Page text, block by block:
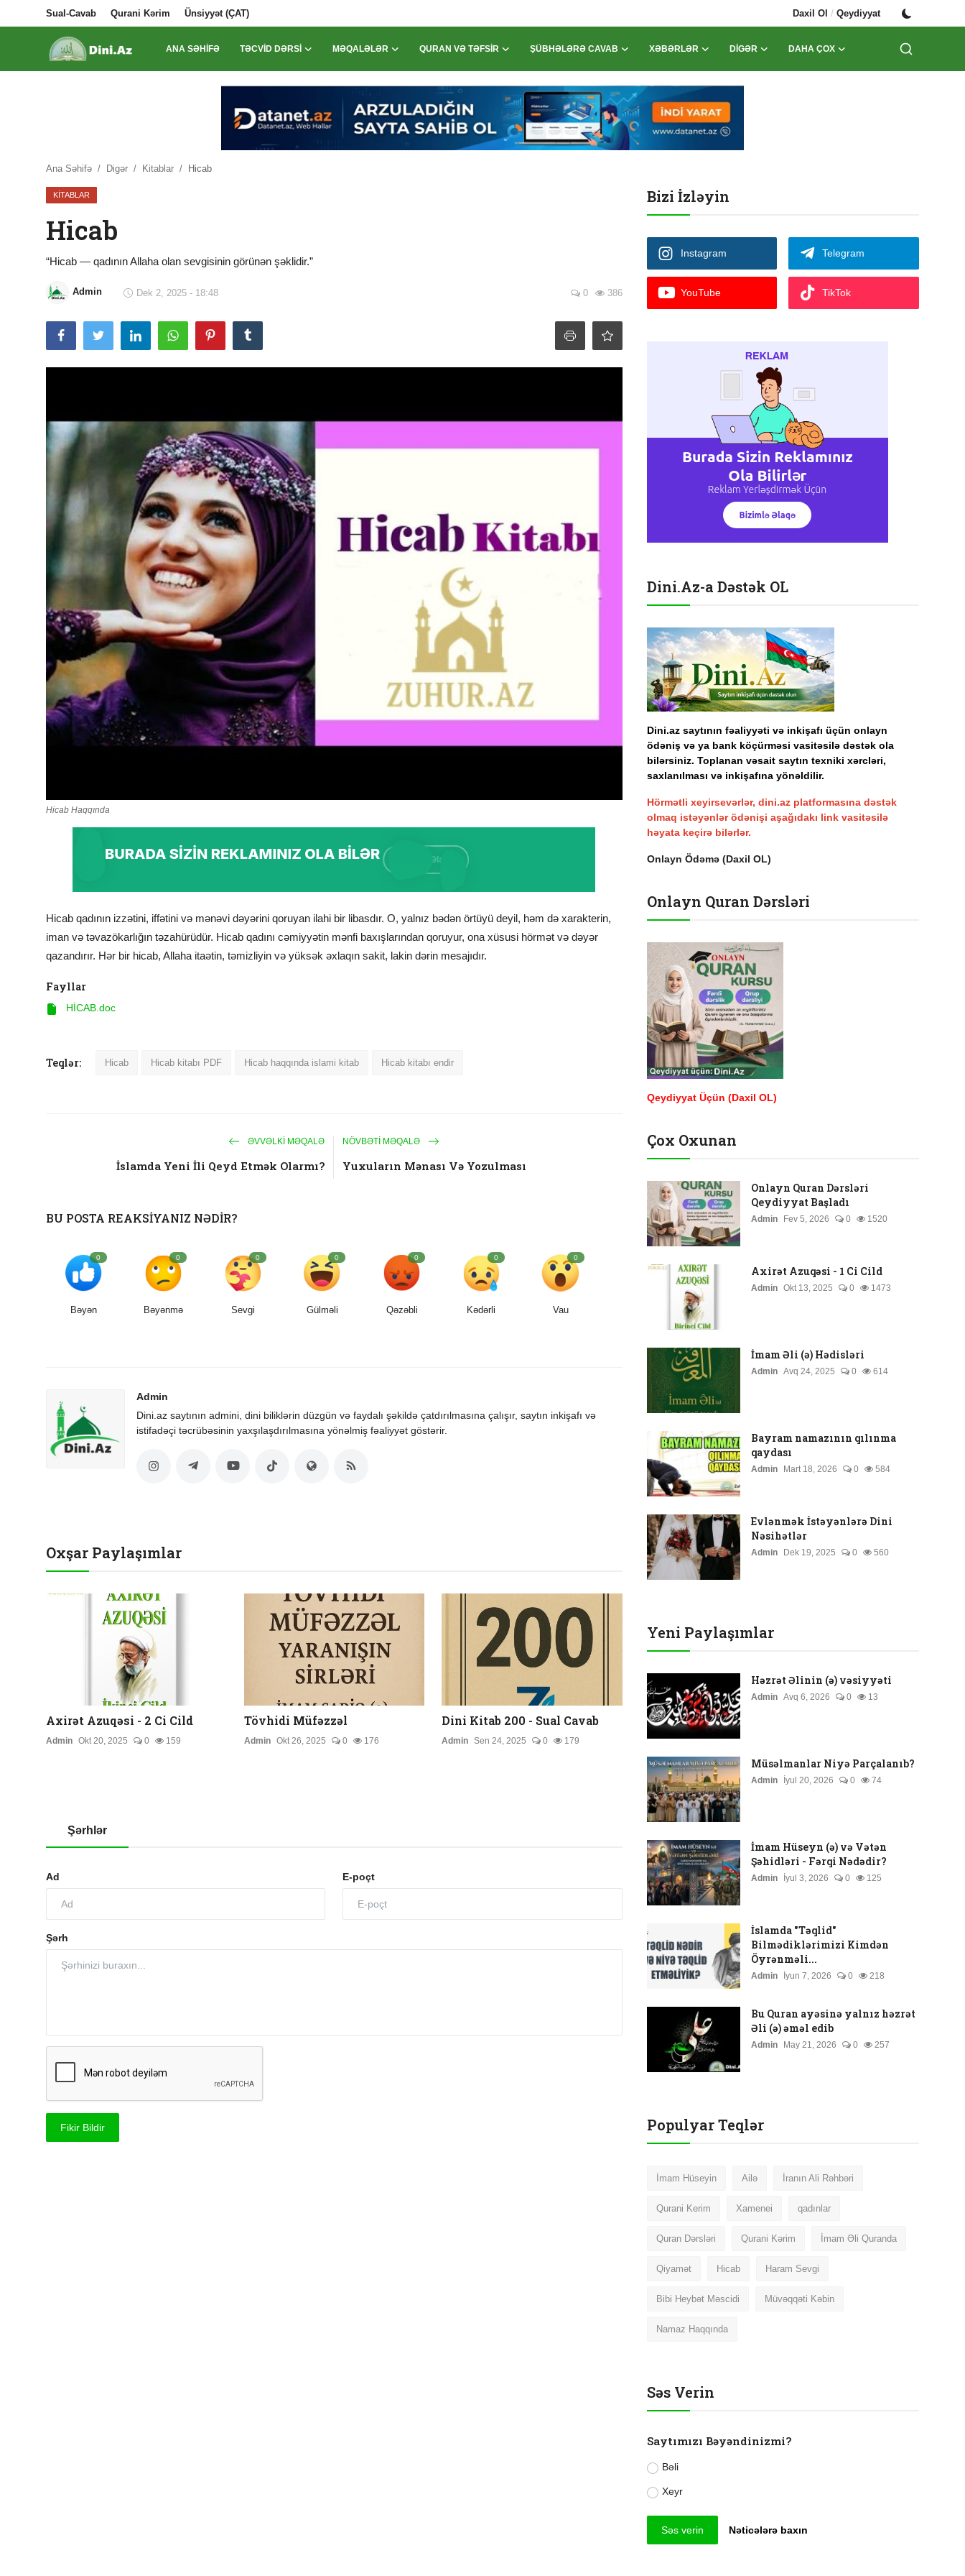
Sual-Cavab Qurani Kərim Ünsiyyət (ÇAT) Daxil Ol / Qeydiyyat
ANA SƏHIFƏ TƏCVID DƏRSI MƏQALƏLƏR QURAN VƏ TƏFSIR ŞÜBHƏLƏRƏ CAVAB XƏBƏRLƏR DIGƏR DAHA ÇOX
Sual-Cavab
Qurani Kərim
Ünsiyyət (ÇAT)
Təcvid Dərsi
Məqalələr
Quran və Təfsir
Namaz
Qalereya
Ana Səhifə Digər Kitablar Hicab
KITABLAR
Hicab
“Hicab — qadının Allaha olan sevgisinin görünən şəklidir.”
Admin Dek 2, 2025 - 18:48 0 386
Hicab Haqqında
Hicab qadının izzətini, iffətini və mənəvi dəyərini qoruyan ilahi bir libasdır. O, yalnız bədən örtüyü deyil, həm də xarakterin,
iman və təvazökarlığın təzahürüdür. Hicab qadını cəmiyyətin mənfi baxışlarından qoruyur, ona xüsusi hörmət və dəyər
qazandırır. Hər bir hicab, Allaha itaətin, təmizliyin və yüksək əxlaqın sakit, lakin dərin mesajıdır.
Fayllar
HİCАB.doc
Teqlər: Hicab Hicab kitabı PDF Hicab haqqında islami kitab Hicab kitabı endir
ƏVVƏLKI MƏQALƏ
İslamda Yeni İli Qeyd Etmək Olarmı?
NÖVBƏTI MƏQALƏ
Yuxuların Mənası Və Yozulması
BU POSTA REAKSIYANIZ NƏDIR?
0
Bəyən
0
Bəyənmə
0
Sevgi
0
Gülməli
0
Qəzəbli
0
Kədərli
0
Vau
Admin
Dini.az saytının admini, dini biliklərin düzgün və faydalı şəkildə çatdırılmasına çalışır, saytın inkişafı və
istifadəçi təcrübəsinin yaxşılaşdırılmasına yönəlmiş fəaliyyət göstərir.
Oxşar Paylaşımlar
Axirət Azuqəsi - 2 Ci Cild
Admin Okt 20, 2025 0 159
Tövhidi Müfəzzəl
Admin Okt 26, 2025 0 176
Dini Kitab 200 - Sual Cavab
Admin Sen 24, 2025 0 179
Şərhlər
Ad E-poçt
Şərh
Fikir Bildir
Bizi İzləyin
Instagram Telegram
YouTube TikTok
Dini.Az-a Dəstək OL
Dini.az saytının fəaliyyəti və inkişafı üçün onlayn
ödəniş və ya bank köçürməsi vasitəsilə dəstək ola
bilərsiniz. Toplanan vəsait saytın texniki xərcləri,
saxlanılması və inkişafına yönəldilir.
Hörmətli xeyirsevərlər, dini.az platformasına dəstək
olmaq istəyənlər ödənişi aşağıdakı link vasitəsilə
həyata keçirə bilərlər.
Onlayn Ödəmə (Daxil OL)
Onlayn Quran Dərsləri
Qeydiyyat Üçün (Daxil OL)
Çox Oxunan
Onlayn Quran Dərsləri
Qeydiyyat Başladı
Admin Fev 5, 2026 0 1520
Axirət Azuqəsi - 1 Ci Cild
Admin Okt 13, 2025 0 1473
İmam Əli (ə) Hədisləri
Admin Avq 24, 2025 0 614
Bayram namazının qılınma
qaydası
Admin Mart 18, 2026 0 584
Evlənmək İstəyənlərə Dini
Nəsihətlər
Admin Dek 19, 2025 0 560
Yeni Paylaşımlar
Həzrət Əlinin (ə) vəsiyyəti
Admin Avq 6, 2026 0 13
Müsəlmanlar Niyə Parçalanıb?
Admin İyul 20, 2026 0 74
İmam Hüseyn (ə) və Vətən
Şəhidləri - Fərqi Nədədir?
Admin İyul 3, 2026 0 125
İslamda "Təqlid"
Bilmədiklərimizi Kimdən
Öyrənməli...
Admin İyun 7, 2026 0 218
Bu Quran ayəsinə yalnız həzrət
Əli (ə) əməl edib
Admin May 21, 2026 0 257
Populyar Teqlər
İmam Hüseyin Ailə İranın Ali Rəhbəri
Qurani Kerim Xamenei qadınlar
Quran Dərsləri Qurani Kərim İmam Əli Quranda
Qiyamət Hicab Haram Sevgi
Bibi Heybət Məscidi Müvəqqəti Kəbin
Namaz Haqqında
Səs Verin
Saytımızı Bəyəndinizmi?
Bəli
Xeyr
Səs verin Nəticələrə baxın